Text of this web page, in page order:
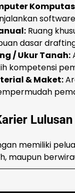
Ruang
dasar
/ Ukur Tanah:
kompetensi
& Maket:
Lulusan
memiliki
maupun